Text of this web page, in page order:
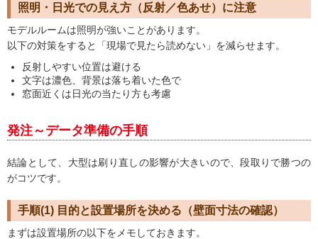
照明・日光での見え方（反射／色あせ）に注意
モデルルームは照明が強いことがあります。
以下の対策をすると「現場で見たら読めない」を減らせます。
反射しやすい位置は避ける
文字は濃色、背景は落ち着いた色で
窓面近くは日光の当たり方も考慮
発注～データ準備の手順
結論として、大型は刷り直しの影響が大きいので、段取りで勝つの
がコツです。
手順(1) 目的と設置場所を決める（壁面寸法の確認）
まずは設置場所の以下をメモしておきます。